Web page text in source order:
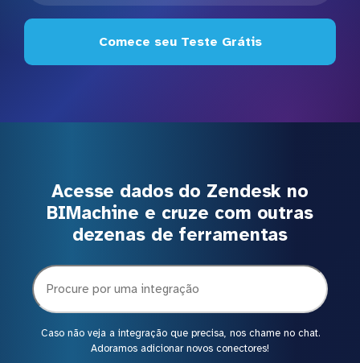
Comece seu Teste Grátis
Acesse dados do Zendesk no
BIMachine e cruze com outras
dezenas de ferramentas
Caso não veja a integração que precisa, nos chame no chat.
Adoramos adicionar novos conectores!